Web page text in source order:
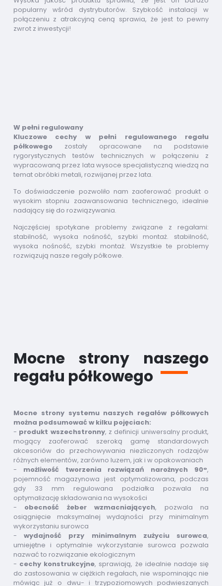
popularny wśród dystrybutorów. Szybkość instalacji w
połączeniu z atrakcyjną ceną sprawia, że jest to pewny
zwrot z inwestycji!
W pełni regulowany
Kluczowe cechy w pełni regulowanego regału
półkowegozostały opracowane na podstawie
rygorystycznych testów technicznych w połączeniu z
wypracowaną przez lata wysoce specjalistyczną wiedzą na
temat obróbki metali, rozwijanej przez lata.
To doświadczenie pozwoliło nam zaoferować produkt o
wysokim stopniu zaawansowania technicznego, idealnie
nadający się do rozwiązywania.
Najczęściej spotykane problemy związane z regałami:
stabilność, wysoka nośność, szybki montaż. stabilność,
wysoka nośność, szybki montaż. Wszystkie te problemy
rozwiązują nasze regały półkowe.
Mocne strony naszego
regału półkowego
Mocne strony systemu naszych regałów półkowych
można podsumować w kilku pojęciach:
- produkt wszechstronny, z definicji uniwersalny produkt,
mogący zaoferować szeroką gamę standardowych
akcesoriów do przechowywania niezliczonych rodzajów
różnych elementów, zarówno luzem, jak i w opakowaniach
- możliwość tworzenia rozwiązań narożnych 90°,
pojemność magazynowa jest optymalizowana, podczas
gdy 33 mm regulowana podziałka pozwala na
optymalizację składowania na wysokości
- obecność żeber wzmacniających, pozwala na
osiągnięcie maksymalnej wydajności przy minimalnym
wykorzystaniu surowca
-wydajność przy minimalnym zużyciu surowca,
umiejętne i optymalnie wykorzystanie surowca pozwala
nazwać to rozwiązanie ekologicznym
- cechy konstrukcyjne, sprawiają, że idealnie nadaje się
do zastosowania w ciężkich regałach, nie wspominając nie
mówiąc już o dwu- i trzypoziomowych podwieszanych